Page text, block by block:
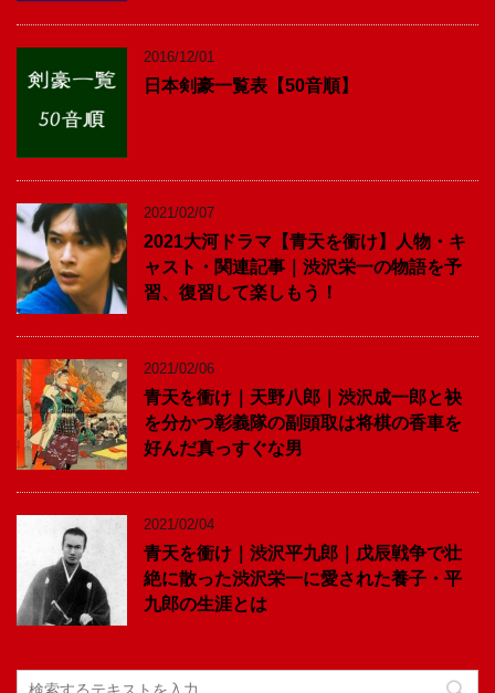
2016/12/01
日本剣豪一覧表【50音順】
2021/02/07
2021大河ドラマ【青天を衝け】人物・キ
ャスト・関連記事｜渋沢栄一の物語を予
習、復習して楽しもう！
2021/02/06
青天を衝け｜天野八郎｜渋沢成一郎と袂
を分かつ彰義隊の副頭取は将棋の香車を
好んだ真っすぐな男
2021/02/04
青天を衝け｜渋沢平九郎｜戊辰戦争で壮
絶に散った渋沢栄一に愛された養子・平
九郎の生涯とは